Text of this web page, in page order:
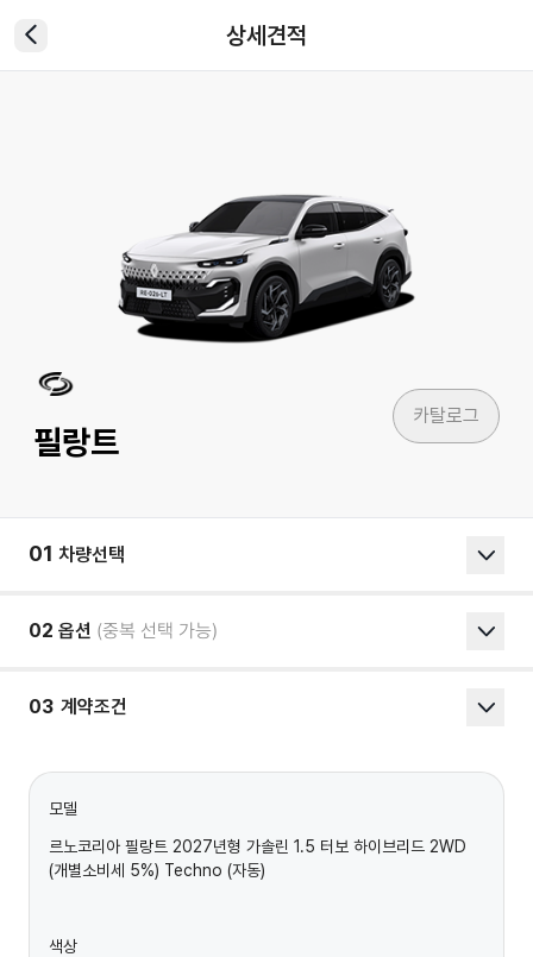
상세견적
필랑트
카탈로그
01 차량선택
02 옵션 (중복 선택 가능)
03 계약조건
모델
르노코리아 필랑트 2027년형 가솔린 1.5 터보 하이브리드 2WD
(개별소비세 5%) Techno (자동)
색상